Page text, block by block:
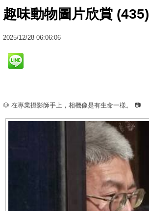
趣味動物圖片欣賞 (435)
2025/12/28 06:06:06
🐶 在專業攝影師手上，相機像是有生命一樣。 📷